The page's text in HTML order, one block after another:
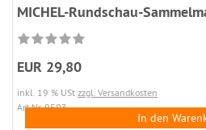
MICHEL-Rundschau-
EUR 29,80
inkl. 19 % USt zzgl. Versandkosten
Art.Nr. 9503
In den